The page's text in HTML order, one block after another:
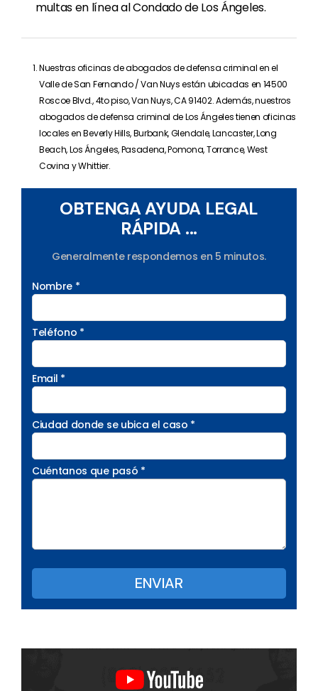
multas en línea al Condado de Los Ángeles.
Nuestras oficinas de abogados de defensa criminal en el
Valle de San Fernando / Van Nuys están ubicadas en 14500
Roscoe Blvd., 4to piso, Van Nuys, CA 91402. Además, nuestros
abogados de defensa criminal de Los Ángeles tienen oficinas
locales en Beverly Hills, Burbank, Glendale, Lancaster, Long
Beach, Los Ángeles, Pasadena, Pomona, Torrance, West
Covina y Whittier.
OBTENGA AYUDA LEGAL
RÁPIDA ...
Generalmente respondemos en 5 minutos.
Nombre *
Teléfono *
Email *
Ciudad donde se ubica el caso *
Cuéntanos que pasó *